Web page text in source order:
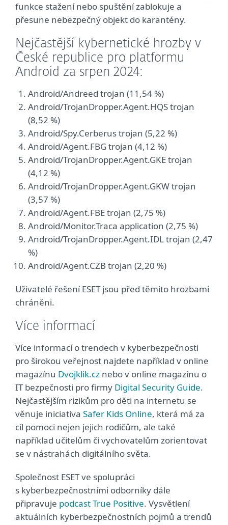
funkce stažení nebo spuštění zablokuje a
přesune nebezpečný objekt do karantény.
Nejčastější kybernetické hrozby v
České republice pro platformu
Android za srpen 2024:
Android/Andreed trojan (11,54 %)
Android/TrojanDropper.Agent.HQS trojan
(8,52 %)
Android/Spy.Cerberus trojan (5,22 %)
Android/Agent.FBG trojan (4,12 %)
Android/TrojanDropper.Agent.GKE trojan
(4,12 %)
Android/TrojanDropper.Agent.GKW trojan
(3,57 %)
Android/Agent.FBE trojan (2,75 %)
Android/Monitor.Traca application (2,75 %)
Android/TrojanDropper.Agent.IDL trojan (2,47
%)
Android/Agent.CZB trojan (2,20 %)
Uživatelé řešení ESET jsou před těmito hrozbami
chráněni.
Více informací
Více informací o trendech v kyberbezpečnosti
pro širokou veřejnost najdete například v online
magazínu Dvojklik.cz nebo v online magazínu o
IT bezpečnosti pro firmy Digital Security Guide.
Nejčastějším rizikům pro děti na internetu se
věnuje iniciativa Safer Kids Online, která má za
cíl pomoci nejen jejich rodičům, ale také
například učitelům či vychovatelům zorientovat
se v nástrahách digitálního světa.
Společnost ESET ve spolupráci
s kyberbezpečnostními odborníky dále
připravuje podcast True Positive. Vysvětlení
aktuálních kyberbezpečnostních pojmů a trendů